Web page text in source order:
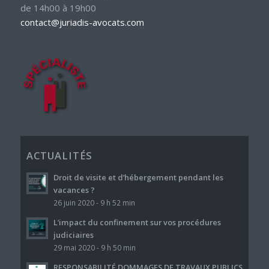
de 14h00 à 19h00
contact@juriadis-avocats.com
ACTUALITÉS
Droit de visite et d’hébergement pendant les
vacances ?
26 juin 2020 - 9 h 52 min
L’impact du confinement sur vos procédures
judiciaires
29 mai 2020 - 9 h 50 min